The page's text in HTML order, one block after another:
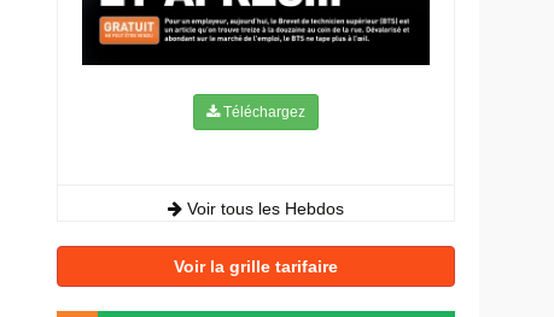
Téléchargez
Voir tous les Hebdos
Voir la grille tarifaire